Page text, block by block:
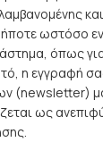
ωστόσο
όπως
η εγγραφή
(newsletter)
ως